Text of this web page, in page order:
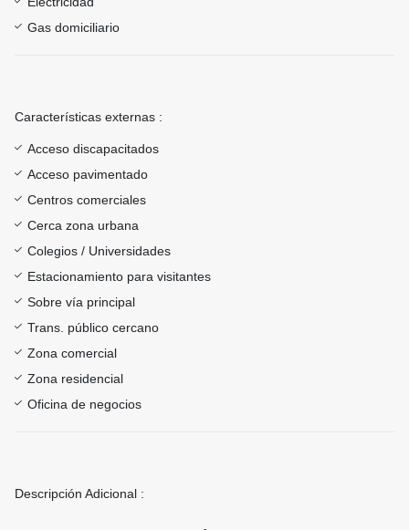
Gas domiciliario
Características externas :
Acceso discapacitados
Acceso pavimentado
Centros comerciales
Cerca zona urbana
Colegios / Universidades
Estacionamiento para visitantes
Sobre vía principal
Trans. público cercano
Zona comercial
Zona residencial
Oficina de negocios
Descripción Adicional :